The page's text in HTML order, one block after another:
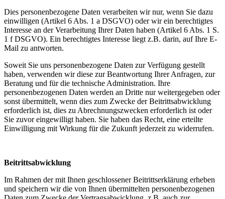
Dies personenbezogene Daten verarbeiten wir nur, wenn Sie dazu
einwilligen (Artikel 6 Abs. 1 a DSGVO) oder wir ein berechtigtes
Interesse an der Verarbeitung Ihrer Daten haben (Artikel 6 Abs. 1 S.
1 f DSGVO). Ein berechtigtes Interesse liegt z.B. darin, auf Ihre E-
Mail zu antworten.
Soweit Sie uns personenbezogene Daten zur Verfügung gestellt
haben, verwenden wir diese zur Beantwortung Ihrer Anfragen, zur
Beratung und für die technische Administration. Ihre
personenbezogenen Daten werden an Dritte nur weitergegeben oder
sonst übermittelt, wenn dies zum Zwecke der Beitrittsabwicklung
erforderlich ist, dies zu Abrechnungszwecken erforderlich ist oder
Sie zuvor eingewilligt haben. Sie haben das Recht, eine erteilte
Einwilligung mit Wirkung für die Zukunft jederzeit zu widerrufen.
Beitrittsabwicklung
Im Rahmen der mit Ihnen geschlossener Beitrittserklärung erheben
und speichern wir die von Ihnen übermittelten personenbezogenen